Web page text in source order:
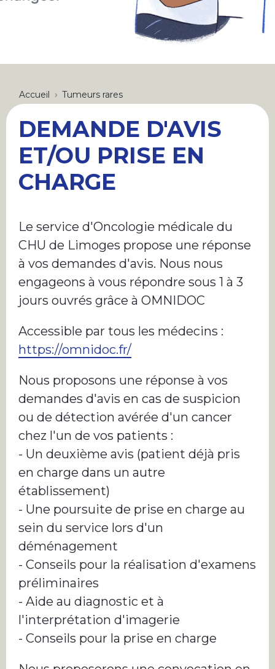
FIL
D'ARIANE
Accueil Tumeurs rares
DEMANDE D'AVIS
ET/OU PRISE EN
CHARGE
Le service d'Oncologie médicale du
CHU de Limoges propose une réponse
à vos demandes d'avis. Nous nous
engageons à vous répondre sous 1 à 3
jours ouvrés grâce à OMNIDOC
Accessible par tous les médecins :
https://omnidoc.fr/
Nous proposons une réponse à vos
demandes d'avis en cas de suspicion
ou de détection avérée d'un cancer
chez l'un de vos patients :
- Un deuxième avis (patient déjà pris
en charge dans un autre
établissement)
- Une poursuite de prise en charge au
sein du service lors d'un
déménagement
- Conseils pour la réalisation d'examens
préliminaires
- Aide au diagnostic et à
l'interprétation d'imagerie
- Conseils pour la prise en charge